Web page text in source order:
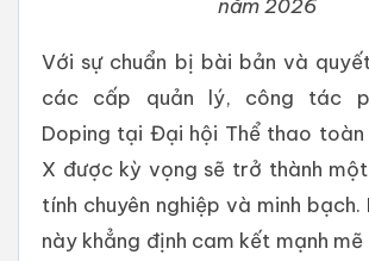
Với sự chuẩn bị bài bản và
các cấp quản lý, công tác
Doping tại Đại hội Thể thao
X được kỳ vọng sẽ trở thành
tính chuyên nghiệp và minh bạch.
này khẳng định cam kết mạnh